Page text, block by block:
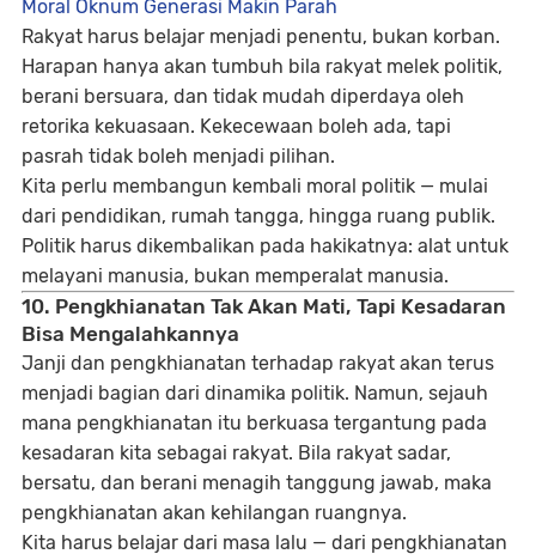
Moral Oknum Generasi Makin Parah
Rakyat harus belajar menjadi penentu, bukan korban.
Harapan hanya akan tumbuh bila rakyat melek politik,
berani bersuara, dan tidak mudah diperdaya oleh
retorika kekuasaan. Kekecewaan boleh ada, tapi
pasrah tidak boleh menjadi pilihan.
Kita perlu membangun kembali moral politik — mulai
dari pendidikan, rumah tangga, hingga ruang publik.
Politik harus dikembalikan pada hakikatnya: alat untuk
melayani manusia, bukan memperalat manusia.
10. Pengkhianatan Tak Akan Mati, Tapi Kesadaran
Bisa Mengalahkannya
Janji dan pengkhianatan terhadap rakyat akan terus
menjadi bagian dari dinamika politik. Namun, sejauh
mana pengkhianatan itu berkuasa tergantung pada
kesadaran kita sebagai rakyat. Bila rakyat sadar,
bersatu, dan berani menagih tanggung jawab, maka
pengkhianatan akan kehilangan ruangnya.
Kita harus belajar dari masa lalu — dari pengkhianatan